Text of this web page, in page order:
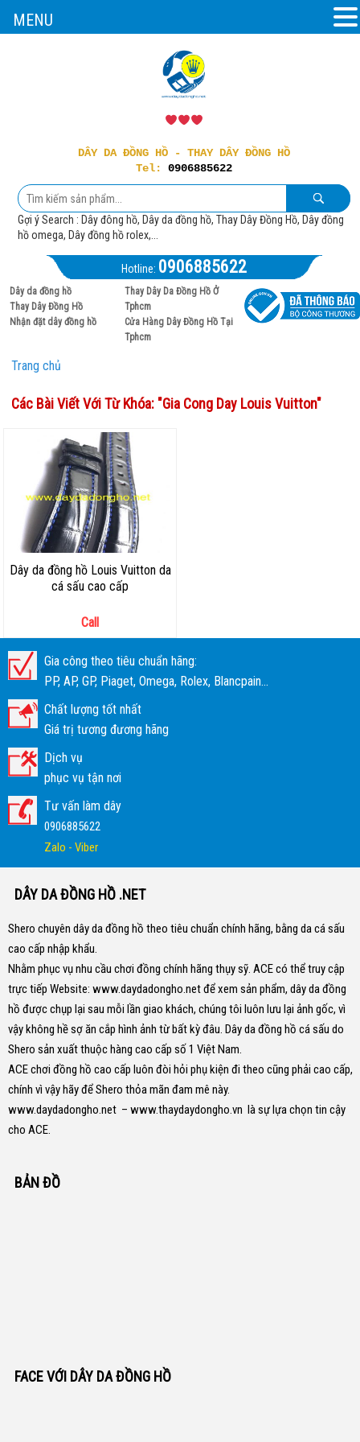
DÂY DA ĐỒNG HỒ - THAY DÂY ĐỒNG HỒ
Tel: 0906885622
Gợi ý Search : Dây đông hồ, Dây da đồng hồ, Thay Dây Đồng Hồ, Dây đồng
hồ omega, Dây đồng hồ rolex,...
Hotline: 0906885622
Dây da đồng hồ
Thay Dây Đồng Hồ
Nhận đặt dây đồng hồ
Thay Dây Da Đồng Hồ Ở
Tphcm
Cửa Hàng Dây Đồng Hồ Tại
Tphcm
Trang chủ
Các Bài Viết Với Từ Khóa: "Gia Cong Day Louis Vuitton"
Dây da đồng hồ Louis Vuitton da
cá sấu cao cấp
Call
Gia công theo tiêu chuẩn hãng:
PP, AP, GP, Piaget, Omega, Rolex, Blancpain...
Chất lượng tốt nhất
Giá trị tương đương hãng
Dịch vụ
phục vụ tận nơi
Tư vấn làm dây
0906885622
Zalo - Viber
DÂY DA ĐỒNG HỒ .NET
Shero chuyên dây da đồng hồ theo tiêu chuẩn chính hãng, bằng da cá sấu
cao cấp nhập khẩu.
Nhằm phục vụ nhu cầu chơi đồng chính hãng thụy sỹ. ACE có thể truy cập
trực tiếp Website: www.daydadongho.netđể xem sản phẩm, dây da đồng
hồ được chụp lại sau mỗi lần giao khách, chúng tôi luôn lưu lại ảnh gốc, vì
vậy không hề sợ ăn cắp hình ảnh từ bất kỳ đâu. Dây da đồng hồ cá sấu do
Shero sản xuất thuộc hàng cao cấp số 1 Việt Nam.
ACE chơi đồng hồ cao cấp luôn đòi hỏi phụ kiện đi theo cũng phải cao cấp,
chính vì vậy hãy để Shero thỏa mãn đam mê này.
www.daydadongho.net – www.thaydaydongho.vn là sự lựa chọn tin cậy
cho ACE.
BẢN ĐỒ
FACE VỚI DÂY DA ĐỒNG HỒ
MENU